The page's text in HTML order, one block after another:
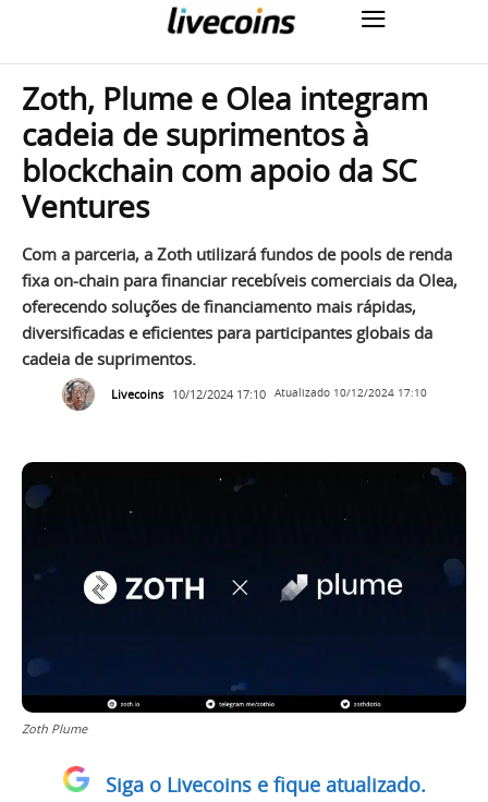
Zoth, Plume e Olea integram
cadeia de suprimentos à
blockchain com apoio da SC
Ventures
Com a parceria, a Zoth utilizará fundos de pools de renda
fixa on-chain para financiar recebíveis comerciais da Olea,
oferecendo soluções de financiamento mais rápidas,
diversificadas e eficientes para participantes globais da
cadeia de suprimentos.
Livecoins 10/12/2024 17:10 Atualizado 10/12/2024 17:10
Zoth Plume
Siga o Livecoins e fique atualizado.